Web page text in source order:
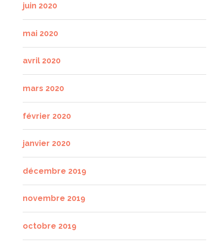
juin 2020
mai 2020
avril 2020
mars 2020
février 2020
janvier 2020
décembre 2019
novembre 2019
octobre 2019